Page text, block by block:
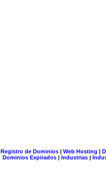
Registro de Dominios| Web Hosting |
Dominios Expirados | Industrias |